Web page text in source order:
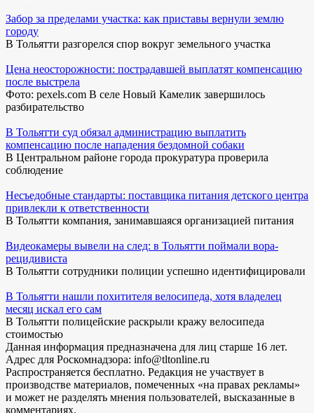
Забор за пределами участка: как приставы вернули землю
городу
В Тольятти разгорелся спор вокруг земельного участка
Цена неосторожности: пострадавшей выплатят компенсацию
после выстрела
Фото: pexels.com В селе Новый Камелик завершилось
разбирательство
В Тольятти суд обязал администрацию выплатить
компенсацию после нападения бездомной собаки
В Центральном районе города прокуратура проверила
соблюдение
Несъедобные стандарты: поставщика питания детского центра
привлекли к ответственности
В Тольятти компания, занимавшаяся организацией питания
Видеокамеры вывели на след: в Тольятти поймали вора-
рецидивиста
В Тольятти сотрудники полиции успешно идентифицировали
В Тольятти нашли похитителя велосипеда, хотя владелец
месяц искал его сам
В Тольятти полицейские раскрыли кражу велосипеда
стоимостью
Данная информация предназначена для лиц старше 16 лет.
Адрес для Роскомнадзора: info@tltonline.ru
Распространяется бесплатно. Редакция не участвует в
производстве материалов, помеченных «на правах рекламы»
и может не разделять мнения пользователей, высказанные в
комментариях.